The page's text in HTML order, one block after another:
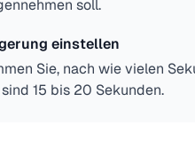
soll.
einstellen
Sie, nach wie vielen
15 bis 20 Sekunden.